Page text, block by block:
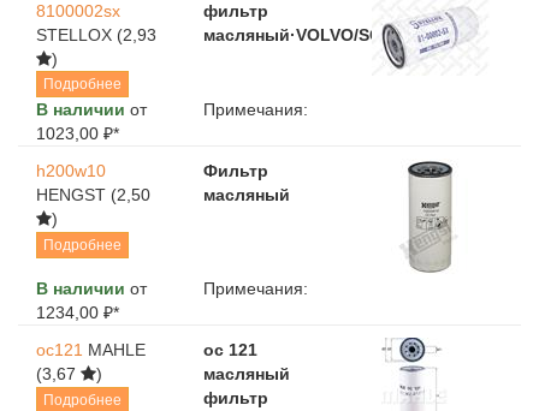
8100002sx
STELLOX (2,93
)
Подробнее
фильтр
масляный·VOLVO/SCANIA/RVI
В наличии от
1023,00 ₽*
Примечания:
h200w10
HENGST (2,50
)
Подробнее
Фильтр
масляный
В наличии от
1234,00 ₽*
Примечания:
oc121 MAHLE
(3,67
)
Подробнее
oc 121
масляный
фильтр